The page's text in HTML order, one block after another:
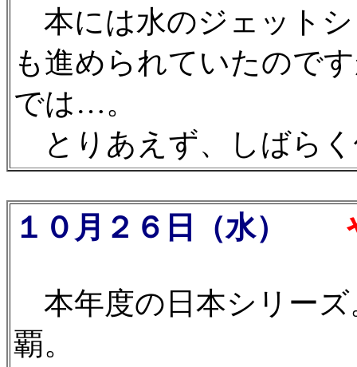
本には水のジェット
も進められていたので
では…。
とりあえず、しばら
１０月２６日（水） や
本年度の日本シリーズ
覇。